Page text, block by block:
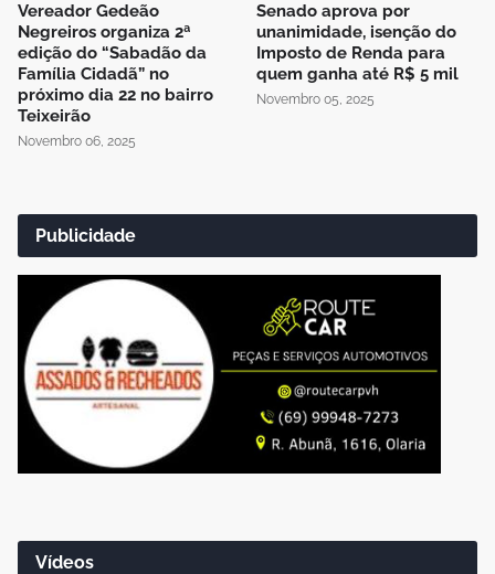
Vereador Gedeão
Negreiros organiza 2ª
edição do “Sabadão da
Família Cidadã” no
próximo dia 22 no bairro
Teixeirão
Novembro 06, 2025
Senado aprova por
unanimidade, isenção do
Imposto de Renda para
quem ganha até R$ 5 mil
Novembro 05, 2025
Publicidade
Vídeos